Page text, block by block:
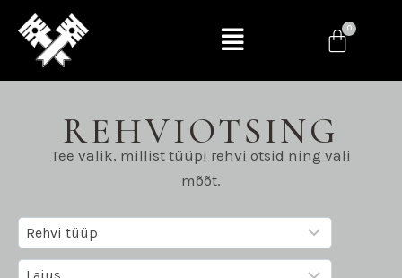
REHVIOTSING
Tee valik, millist tüüpi rehvi otsid ning vali
mõõt.